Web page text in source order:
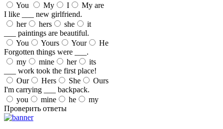
You
My I
My are
I like ___ new girlfriend.
her
hers she
it
___ paintings are beautiful.
You
Yours Your
He
Forgotten things were ___.
my
mine her
its
___ work took the first place!
Our
Hers She
Ours
I'm carrying ___ backpack.
you
mine he
my
Проверить ответы